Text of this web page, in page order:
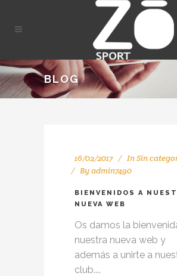
BLOG
16/02/2017 InSin
Byadmin7490
BIENVENIDOS A
NUEVA WEB
Os damos la
nuestra nueva web y
además a unirte a
club....